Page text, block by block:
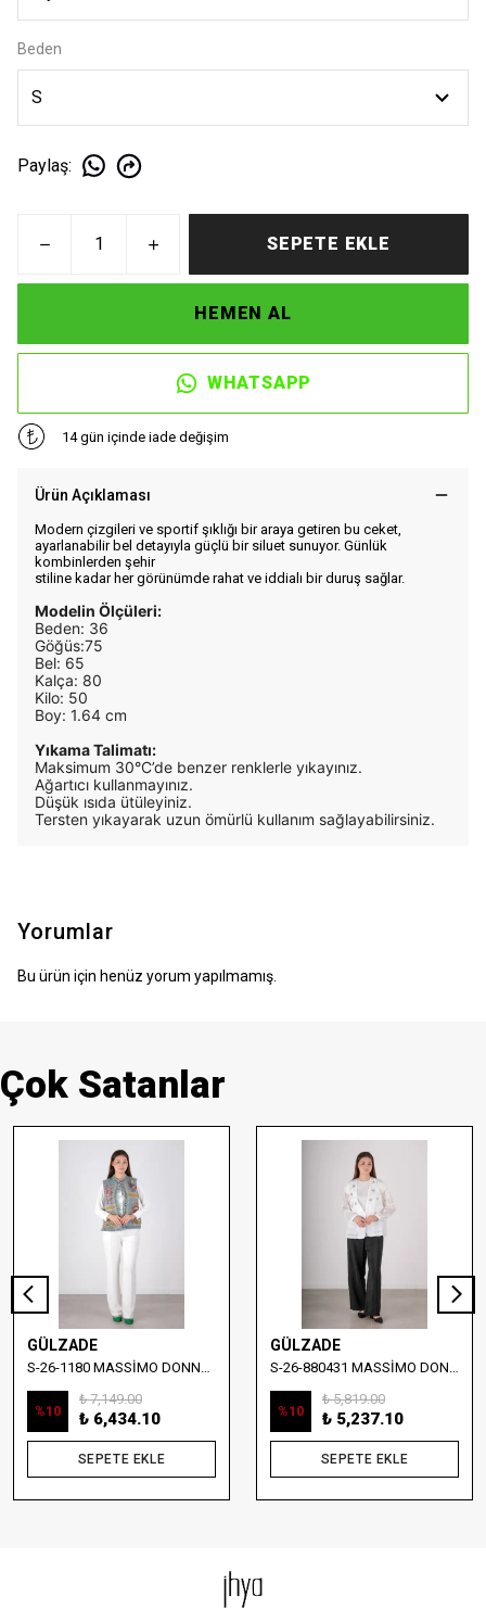
Beden
Paylaş:
SEPETE EKLE
HEMEN AL
WHATSAPP
14 gün içinde iade değişim
Ürün Açıklaması
Modern çizgileri ve sportif şıklığı bir araya getiren bu ceket,
ayarlanabilir bel detayıyla güçlü bir siluet sunuyor. Günlük
kombinlerden şehir
stiline kadar her görünümde rahat ve iddialı bir duruş sağlar.
Modelin Ölçüleri:
Beden: 36
Göğüs:75
Bel: 65
Kalça: 80
Kilo: 50
Boy: 1.64 cm
Yıkama Talimatı:
Maksimum 30°C’de benzer renklerle yıkayınız.
Ağartıcı kullanmayınız.
Düşük ısıda ütüleyiniz.
Tersten yıkayarak uzun ömürlü kullanım sağlayabilirsiniz.
Yorumlar
Bu ürün için henüz yorum yapılmamış.
Çok Satanlar
GÜLZADE
S-26-1180 MASSİMO DONNA NAKIŞ DETAYLI DENİM YELEK
%10
₺ 7,149.00
₺ 6,434.10
SEPETE EKLE
GÜLZADE
S-26-880431 MASSİMO DONNA TAŞ İŞLEMELİ YELEKLİ BLUZ
%10
₺ 5,819.00
₺ 5,237.10
SEPETE EKLE